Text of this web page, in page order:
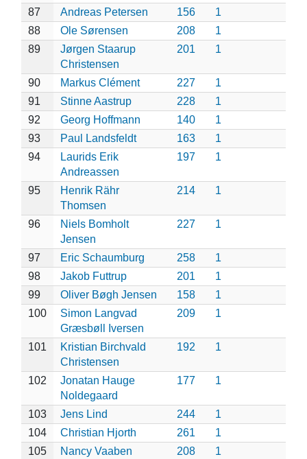
87
Andreas Petersen 156
1
88
Ole Sørensen 208
1
89
Jørgen Staarup
Christensen
201 1
90 Markus Clément 227
1
91
Stinne Aastrup 228
1
92
Georg Hoffmann 140
1
93
Paul Landsfeldt 163
1
94
Laurids Erik
Andreassen
197 1
95
Henrik Rähr
Thomsen
214 1
96
Niels Bomholt
Jensen
227 1
97 Eric Schaumburg 258
1
98
Jakob Futtrup 201
1
99
Oliver Bøgh Jensen 158
1
100
Simon Langvad
Græsbøll Iversen
209 1
101
Kristian Birchvald
Christensen
192 1
102
Jonatan Hauge
Noldegaard
177 1
103 Jens Lind 244
1
104
Christian Hjorth 261
1
105
Nancy Vaaben
208 1